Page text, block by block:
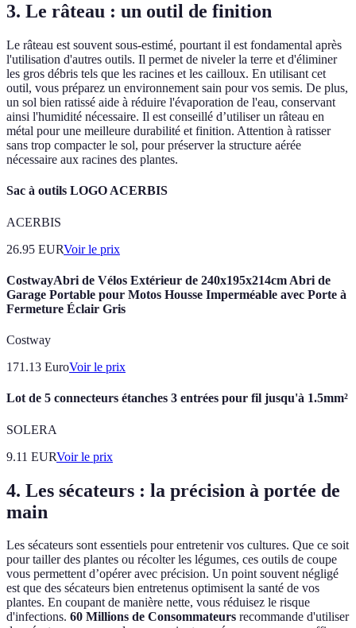
3. Le râteau : un outil de finition
Le râteau est souvent sous-estimé, pourtant il est fondamental après
l'utilisation d'autres outils. Il permet de niveler la terre et d'éliminer
les gros débris tels que les racines et les cailloux. En utilisant cet
outil, vous préparez un environnement sain pour vos semis. De plus,
un sol bien ratissé aide à réduire l'évaporation de l'eau, conservant
ainsi l'humidité nécessaire. Il est conseillé d’utiliser un râteau en
métal pour une meilleure durabilité et finition. Attention à ratisser
sans trop compacter le sol, pour préserver la structure aérée
nécessaire aux racines des plantes.
Sac à outils LOGO ACERBIS
ACERBIS
26.95 EURVoir le prix
CostwayAbri de Vélos Extérieur de 240x195x214cm Abri de
Garage Portable pour Motos Housse Imperméable avec Porte à
Fermeture Éclair Gris
Costway
171.13 EuroVoir le prix
Lot de 5 connecteurs étanches 3 entrées pour fil jusqu'à 1.5mm²
SOLERA
9.11 EURVoir le prix
4. Les sécateurs : la précision à portée de
main
Les sécateurs sont essentiels pour entretenir vos cultures. Que ce soit
pour tailler des plantes ou récolter les légumes, ces outils de coupe
vous permettent d’opérer avec précision. Un point souvent négligé
est que des sécateurs bien entretenus optimisent la santé de vos
plantes. En coupant de manière nette, vous réduisez le risque
d'infections. 60 Millions de Consommateurs recommande d'utiliser